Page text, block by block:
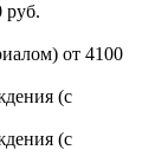
руб.
от 4100
(с
(с